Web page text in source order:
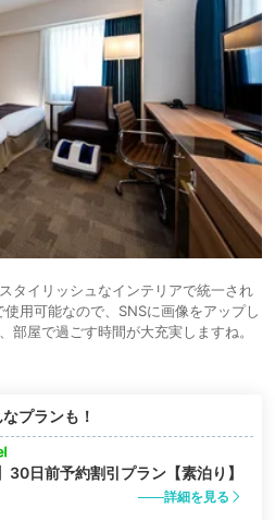
タイリッシュなインテリアで統一され
用可能なので、SNSに画像をアップし
部屋で過ごす時間が大充実しますね。
プランも！
30日前予約割引プラン【素泊り】
詳細を見る